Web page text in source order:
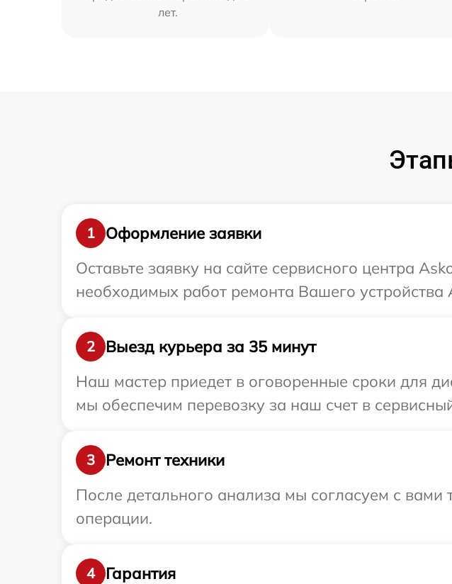
лет.
1
Оформление заявки
Оставьте заявку на сайте сервисного центра
необходимых работ ремонта Вашего устройства
2
Выезд курьера за 35 минут
Наш мастер приедет в оговоренные сроки для
мы обеспечим перевозку за наш счет в
3
Ремонт техники
После детального анализа мы согласуем с
операции.
4
Гарантия